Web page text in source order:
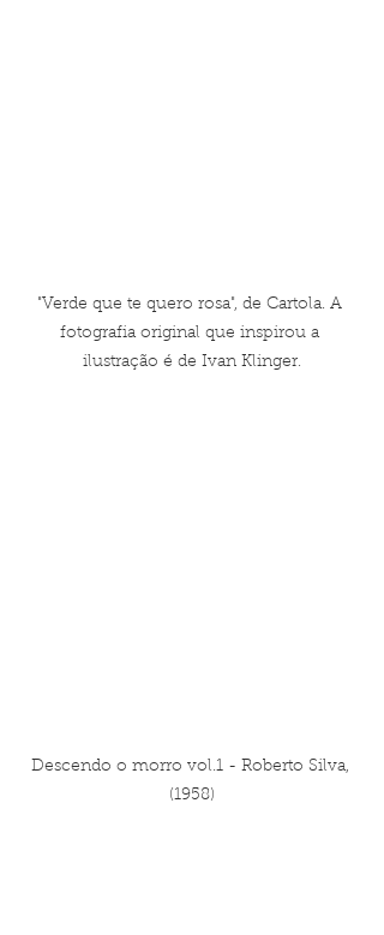
"Verde que te quero rosa", de Cartola. A
fotografia original que inspirou a
ilustração é de Ivan Klinger.
Descendo o morro vol.1 - Roberto Silva,
(1958)